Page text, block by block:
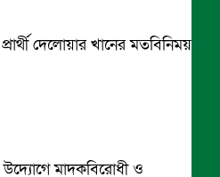
দেলোয়ার খানের মতবিনিময়
উদ্যোগে মাদকবিরোধী ও